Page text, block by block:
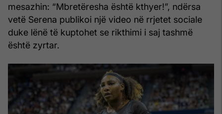
mesazhin: “Mbretëresha është kthyer!”, ndërsa
vetë Serena publikoi një video në rrjetet sociale
duke lënë të kuptohet se rikthimi i saj tashmë
është zyrtar.